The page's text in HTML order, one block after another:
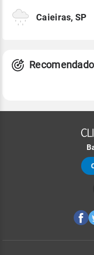
Caieiras, SP